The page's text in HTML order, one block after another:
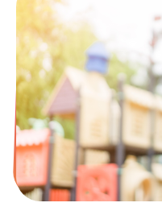
ประกันภัยสำหรับบุคคล
ประกันภัยการเดินทาง
ทูน ไอพาส
ทูน ทราเวล ประกันเดินทางต่างประเท
ประกันภัยสำหรับธุรกิจ
ประกันความเสี่ยงภัยทุกช
เครื่องจักร
ประกันภัยความเสี่ยงภัยทุ
ข่าวสารและกิจกรรม
บริการ
Tune Care
Tune Connect
Lounge Pass
เรียกร้องสินไหม
บทความแนะนำ